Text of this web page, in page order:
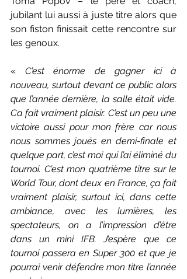
jubilant lui aussi à juste titre alors que
son fiston finissait cette rencontre sur
les genoux.
« C’est énorme de gagner ici à
nouveau, surtout devant ce public alors
que l’année dernière, la salle était vide.
Ca fait vraiment plaisir. C’est un peu une
victoire aussi pour mon frère car nous
nous sommes joués en demi-finale et
quelque part, c’est moi qui l’ai éliminé du
tournoi. C’est mon quatrième titre sur le
World Tour, dont deux en France, ça fait
vraiment plaisir, surtout ici, dans cette
ambiance, avec les lumières, les
spectateurs, on a l’impression d’être
dans un mini IFB. J’espère que ce
tournoi passera en Super 300 et que je
pourrai venir défendre mon titre l’année